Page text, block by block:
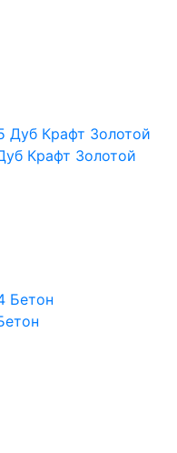
Крафт Золотой